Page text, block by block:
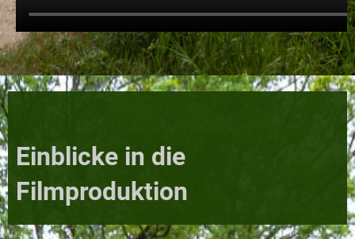
Einblicke in die
Filmproduktion